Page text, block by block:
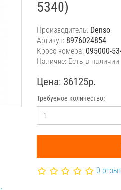
5340)
Производитель: Denso
Артикул: 8976024854
Кросс-номера: 095000-
Наличие: Есть в наличии
Цена: 36125р.
Требуемое количество:
0